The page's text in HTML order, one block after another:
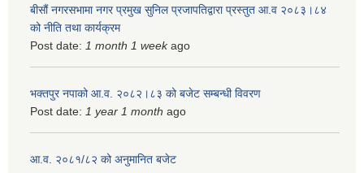
बीसौं नगरसभामा नगर प्रमुख सुनिल प्रजापतिद्वारा प्रस्तुत आ.व‍ २०८३।८४
को नीति तथा कार्यक्रम
Post date: 1 month 1 weekago
भक्तपुर नपाको आ.व. २०८२।८३ को बजेट सम्बन्धी विवरण
Post date: 1 year 1 month ago
आ.व. २०८१/८२ को अनुमानित बजेट